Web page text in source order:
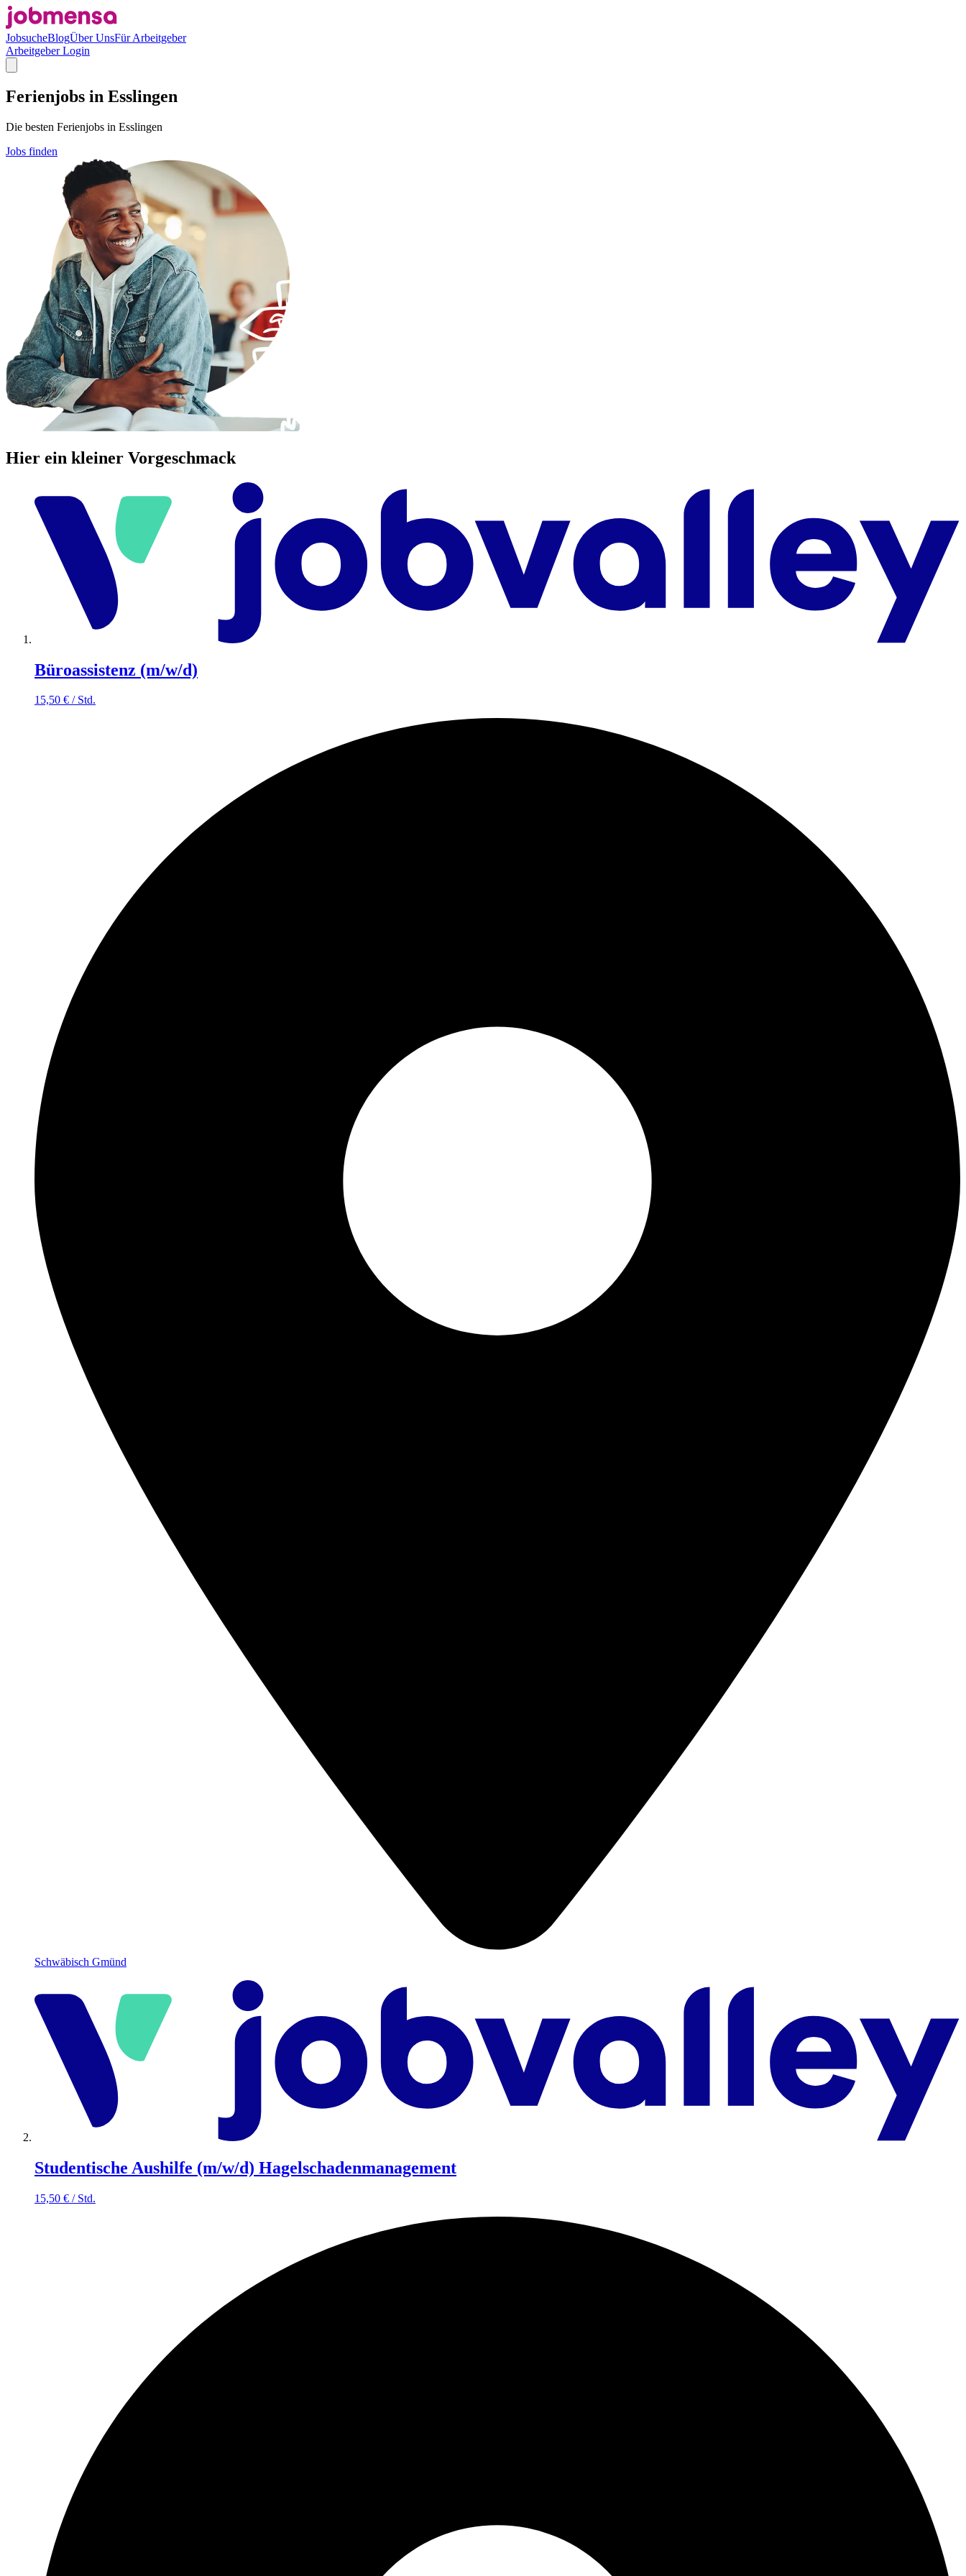
JobsucheBlogÜber UnsFür Arbeitgeber
Arbeitgeber Login
Ferienjobs in Esslingen
Die besten Ferienjobs in Esslingen
Jobs finden
Hier ein kleiner Vorgeschmack
Büroassistenz (m/w/d)
15,50 € / Std.
Schwäbisch Gmünd
Studentische Aushilfe (m/w/d) Hagelschadenmanagement
15,50 € / Std.